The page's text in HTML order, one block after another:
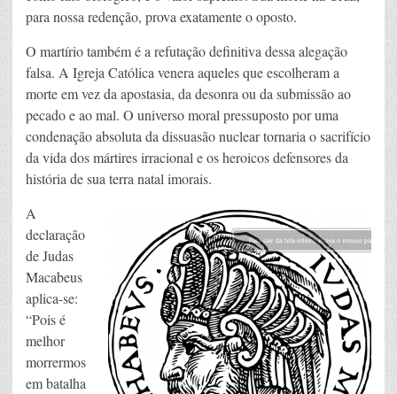
para nossa redenção, prova exatamente o oposto.
O martírio também é a refutação definitiva dessa alegação
falsa. A Igreja Católica venera aqueles que escolheram a
morte em vez da apostasia, da desonra ou da submissão ao
pecado e ao mal. O universo moral pressuposto por uma
condenação absoluta da dissuasão nuclear tornaria o sacrifício
da vida dos mártires irracional e os heroicos defensores da
história de sua terra natal imorais.
A
declaração
de Judas
Macabeus
aplica-se:
“Pois é
melhor
morrermos
em batalha